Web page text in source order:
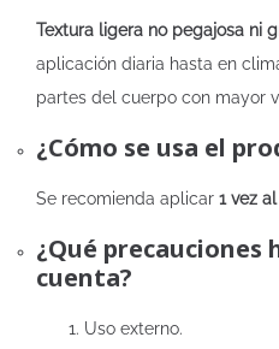
Textura ligera no pegajosa ni
aplicación diaria hasta en
partes del cuerpo con mayor
¿Cómo se usa el
Se recomienda aplicar 1 vez
¿Qué precauciones
cuenta?
Uso externo.